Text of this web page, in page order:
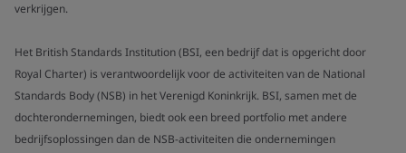
verkrijgen.
Het British Standards Institution (BSI, een bedrijf dat is opgericht door
Royal Charter) is verantwoordelijk voor de activiteiten van de National
Standards Body (NSB) in het Verenigd Koninkrijk. BSI, samen met de
dochterondernemingen, biedt ook een breed portfolio met andere
bedrijfsoplossingen dan de NSB-activiteiten die ondernemingen